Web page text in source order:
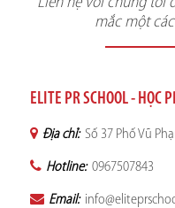
mắc một
ELITE PR SCHOOL - HỌC
Địa chỉ: Số 37 Phố Vũ
Hotline: 0967507843
Email: